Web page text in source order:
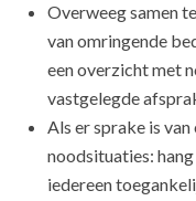
Overweeg samen
van omringende
een overzicht met
vastgelegde
Als er sprake is
noodsituaties:
iedereen